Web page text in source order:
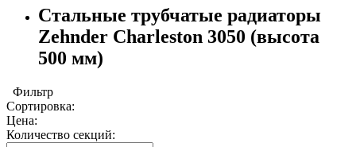
Стальные трубчатые радиаторы
Zehnder Charleston 3050 (высота
500 мм)
Фильтр
Сортировка:
Цена:
Количество секций: